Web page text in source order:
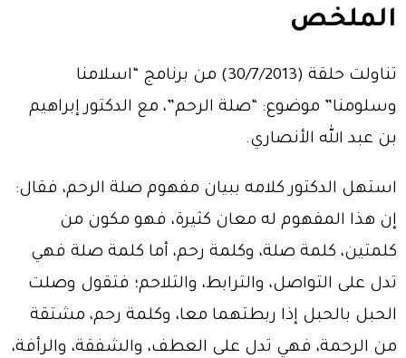
الملخص
تناولت حلقة (30/7/2013) من برنامج “اسلامنا
وسلومنا” موضوع: “صلة الرحم”، مع الدكتور إبراهيم
بن عبد الله الأنصاري.
استهل الدكتور كلامه ببيان مفهوم صلة الرحم، فقال:
إن هذا المفهوم له معان كثيرة، فهو مكون من
كلمتين، كلمة صلة، وكلمة رحم، أما كلمة صلة فهي
تدل على التواصل، والترابط، والتلاحم؛ فتقول وصلت
الحبل بالحبل إذا ربطتهما معا، وكلمة رحم، مشتقة
من الرحمة، فهي تدل على العطف، والشفقة، والرأفة،